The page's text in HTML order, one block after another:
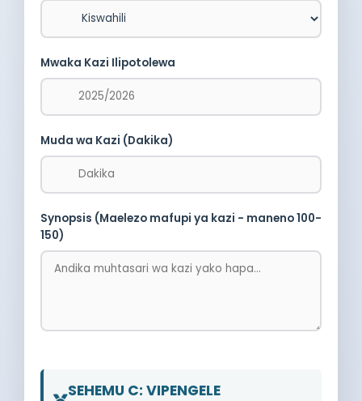
Mwaka Kazi Ilipotolewa
Muda wa Kazi (Dakika)
Synopsis (Maelezo mafupi ya kazi - maneno 100-
150)
SEHEMU C: VIPENGELE